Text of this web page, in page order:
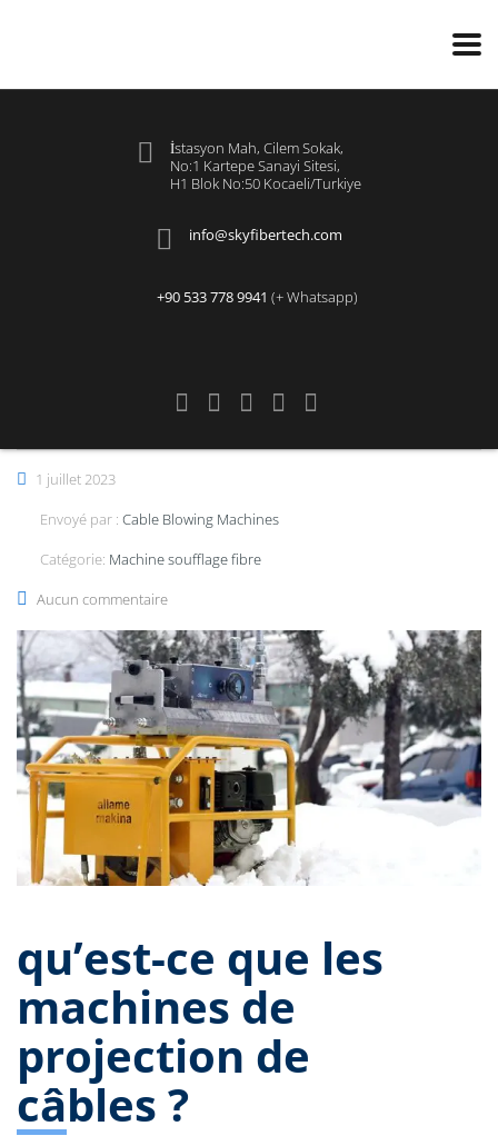
İstasyon Mah, Cilem Sokak,
No:1 Kartepe Sanayi Sitesi,
H1 Blok No:50 Kocaeli/Turkiye
info@skyfibertech.com
+90 533 778 9941 (+ Whatsapp)
1 juillet 2023
Envoyé par : Cable Blowing Machines
Catégorie: Machine soufflage fibre
Aucun commentaire
qu’est-ce que les
machines de
projection de
câbles ?